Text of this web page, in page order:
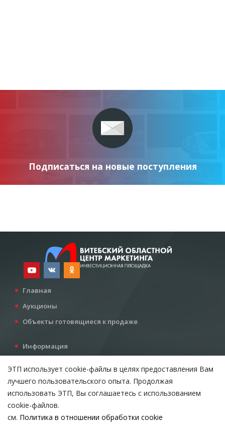
Подписаться на новые поступления
Главная
Аукционы
Объекты готовящиеся к продаже
Информация
Все для инвестора
Контакты
Возникли вопросы?
ЭТП использует cookie-файлы в целях предоставления Вам
лучшего пользовательского опыта. Продолжая
использовать ЭТП, Вы соглашаетесь с использованием
cookie-файлов.
см. Политика в отношении обработки cookie